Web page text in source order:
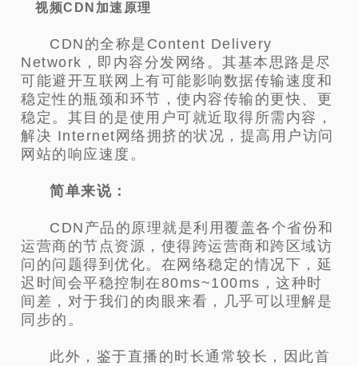
视频CDN加速原理
CDN的全称是Content Delivery
Network，即内容分发网络。其基本思路是尽
可能避开互联网上有可能影响数据传输速度和
稳定性的瓶颈和环节，使内容传输的更快、更
稳定。其目的是使用户可就近取得所需内容，
解决 Internet网络拥挤的状况，提高用户访问
网站的响应速度。
简单来说：
CDN产品的原理就是利用覆盖各个省份和
运营商的节点资源，使得跨运营商和跨区域访
问的问题得到优化。在网络稳定的情况下，延
迟时间会平稳控制在80ms~100ms，这种时
间差，对于我们的肉眼来看，几乎可以理解是
同步的。
此外，鉴于直播的时长通常较长，因此首